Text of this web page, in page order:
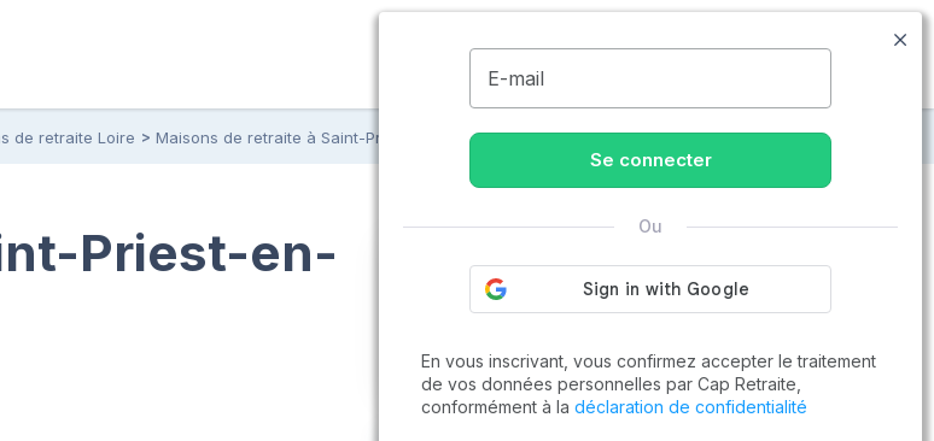
09.77.55.73.00
de retraite Loire Maisons de retraite à Saint-Priest-en-Jarez Le Clos Champirol
Priest-en-
Cap Retraite vous aide à trouver un emploi
E-mail
Se connecter
Ou
En vous inscrivant, vous confirmez accepter le traitement
de vos données personnelles par Cap Retraite,
conformément à la déclaration de confidentialité